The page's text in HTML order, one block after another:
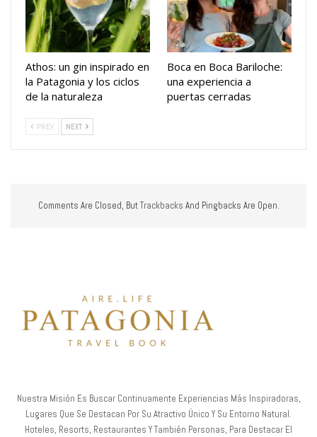
Athos: un gin inspirado en
la Patagonia y los ciclos
de la naturaleza
Boca en Boca Bariloche:
una experiencia a
puertas cerradas
PREV NEXT
Comments Are Closed, ButTrackbacks And Pingbacks Are Open.
Nuestra Misión Es Buscar Continuamente Experiencias Más Inspiradoras,
Lugares Que Se Destacan Por Su Atractivo Único Y Su Entorno Natural.
Hoteles, Resorts, Restaurantes Y También Personas, Para Destacar El